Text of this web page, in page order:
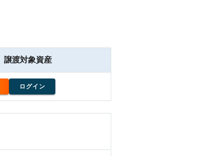
ログイン
譲渡対象資産